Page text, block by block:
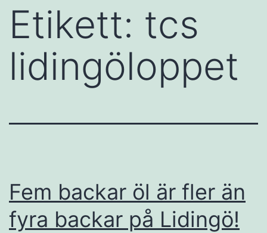
Etikett: tcs
lidingöloppet
Fem backar öl är fler än
fyra backar på Lidingö!